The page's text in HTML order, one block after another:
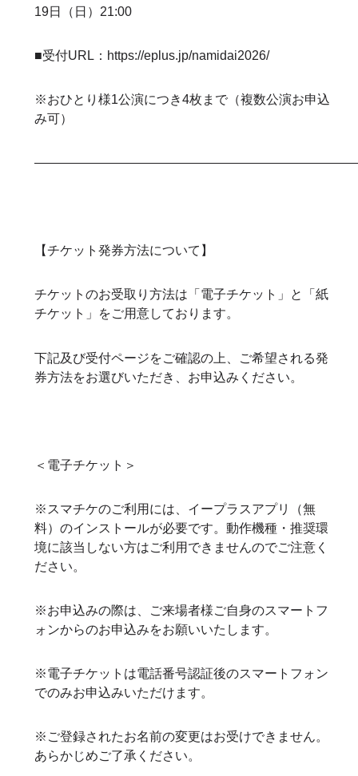
19日（日）21:00
■受付URL： https://eplus.jp/namidai2026/
※おひとり様1公演につき4枚まで（複数公演お申込
み可）
【チケット発券方法について】
チケットのお受取り方法は「電子チケット」と「紙
チケット」をご用意しております。
下記及び受付ページをご確認の上、ご希望される発
券方法をお選びいただき、お申込みください。
＜電子チケット＞
※スマチケのご利用には、イープラスアプリ（無
料）のインストールが必要です。動作機種・推奨環
境に該当しない方はご利用できませんのでご注意く
ださい。
※お申込みの際は、ご来場者様ご自身のスマートフ
ォンからのお申込みをお願いいたします。
※電子チケットは電話番号認証後のスマートフォン
でのみお申込みいただけます。
※ご登録されたお名前の変更はお受けできません。
あらかじめご了承ください。